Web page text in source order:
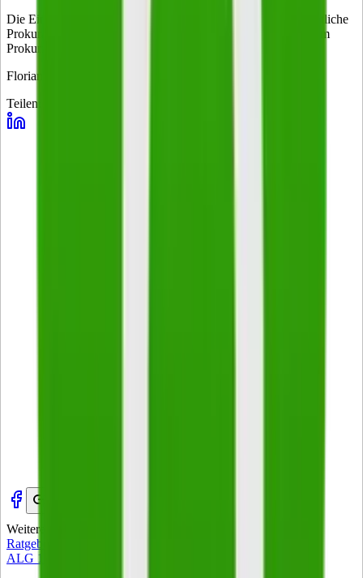
Die Eintragung hat deklaratorische Wirkung. Die handelsrechtliche
Prokura ist nämlich bereits durch die förmliche Ernennung zum
Prokuristen begründet.
Florian Weis
Teilen:
Weitere Artikel
Ratgeber
ALG 1 Zuverdienst – was 2026 gilt